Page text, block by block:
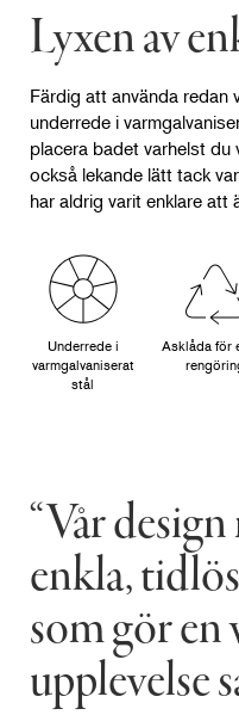
Lyxen av
Färdig att använda redan
underrede i
placera badet varhelst du
också lekande lätt tack
har aldrig varit enklare att
Underrede i
varmgalvaniserat
stål
Asklåda för
“Vår
enkla,
som gör en
upplevelse